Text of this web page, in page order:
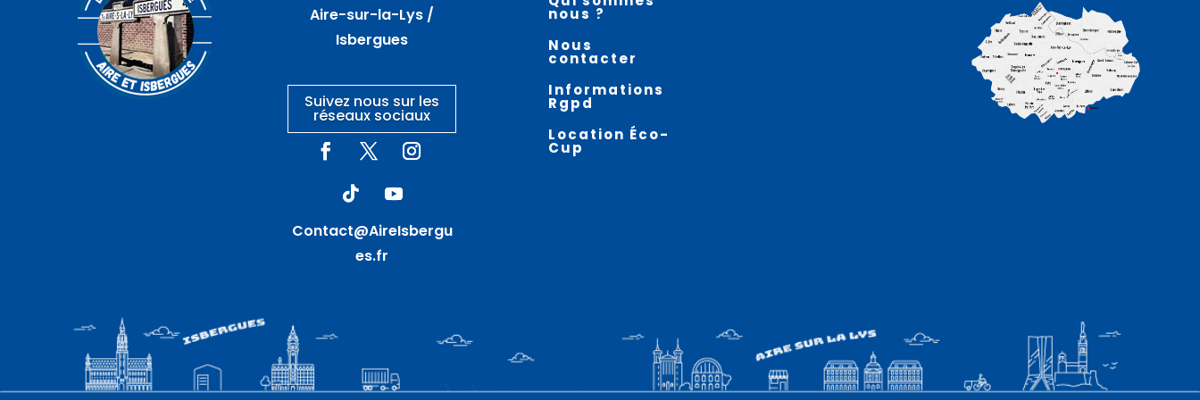
MAMETZ
Aire-sur-la-Lys /
Isbergues
Suivez nous sur les
réseaux sociaux
Contact@AireIsbergu
es.fr
nous ?
Nous
contacter
Informations
Rgpd
Location Éco-
Cup